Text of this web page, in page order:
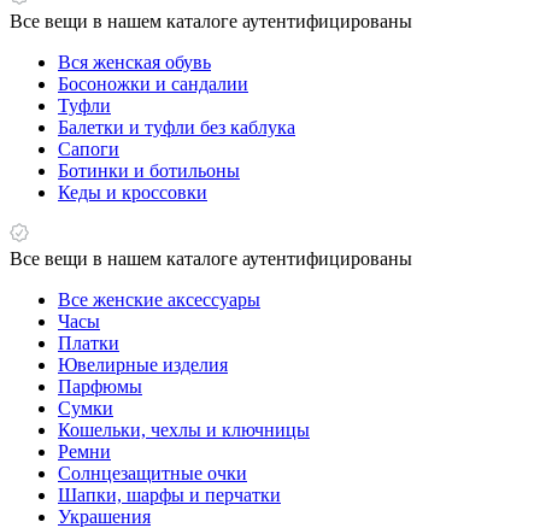
Все вещи в нашем каталоге аутентифицированы
Вся женская обувь
Босоножки и сандалии
Туфли
Балетки и туфли без каблука
Сапоги
Ботинки и ботильоны
Кеды и кроссовки
Все вещи в нашем каталоге аутентифицированы
Все женские аксессуары
Часы
Платки
Ювелирные изделия
Парфюмы
Сумки
Кошельки, чехлы и ключницы
Ремни
Солнцезащитные очки
Шапки, шарфы и перчатки
Украшения